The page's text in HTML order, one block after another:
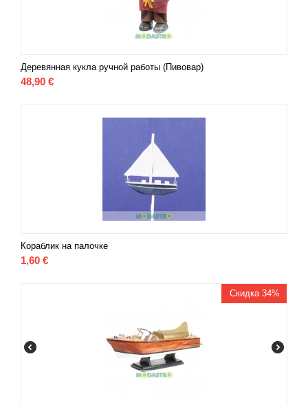
Деревянная кукла ручной работы (Пивовар)
48,90 €
Кораблик на палочке
1,60 €
Скидка 34%